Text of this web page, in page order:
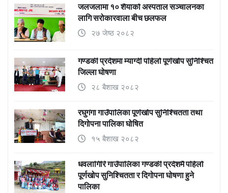
जलजलामा १० शैयाको अस्पताल सञ्चालनका
लागि सरोकारवाला बीच छलफल
२७ जेष्ठ २०८२
गण्डकी प्रदेशमा म्याग्दी पहिलो पूर्णखोप सुनिश्चित
जिल्ला घोषणा
२८ बैशाख २०८२
रघुगंगा गाउँपालिका पूर्णखोप सुनिश्चितता तथा
दिगोपना पालिका घोषित
१५ बैशाख २०८२
धवलागिरि गाउँपालिका गण्डकी प्रदेशमै पहिलो
पूर्णखोप सुनिश्चितता र दिगोपना घोषणा हुने
पालिका